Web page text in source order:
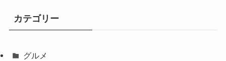
カテゴリー
グルメ